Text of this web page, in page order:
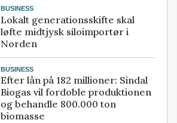
BUSINESS
Lokalt generationsskifte skal
løfte midtjysk siloimportør i
Norden
BUSINESS
Efter lån på 182 millioner: Sindal
Biogas vil fordoble produktionen
og behandle 800.000 ton
biomasse